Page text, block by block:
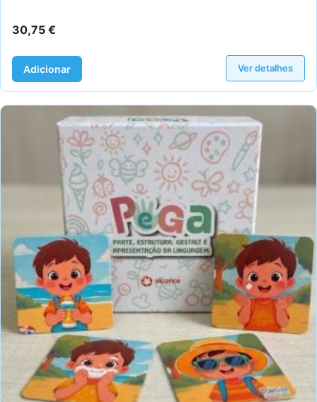
30,75 €
Adicionar Ver detalhes